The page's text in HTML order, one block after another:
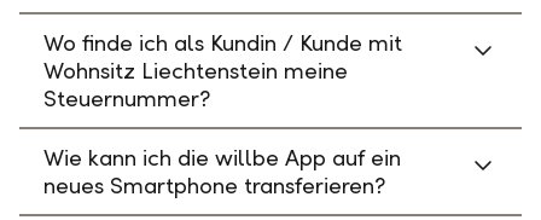
Wo finde ich als Kundin / Kunde mit
Wohnsitz Liechtenstein meine
Steuernummer?
Wie kann ich die willbe App auf ein
neues Smartphone transferieren?